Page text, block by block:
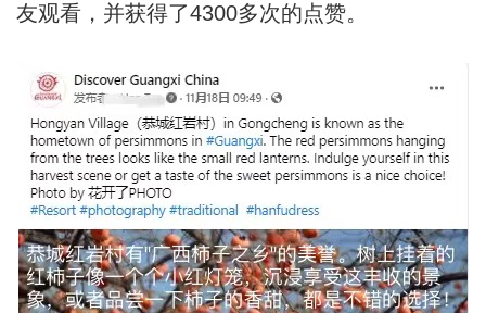
友观看，并获得了4300多次的点赞。